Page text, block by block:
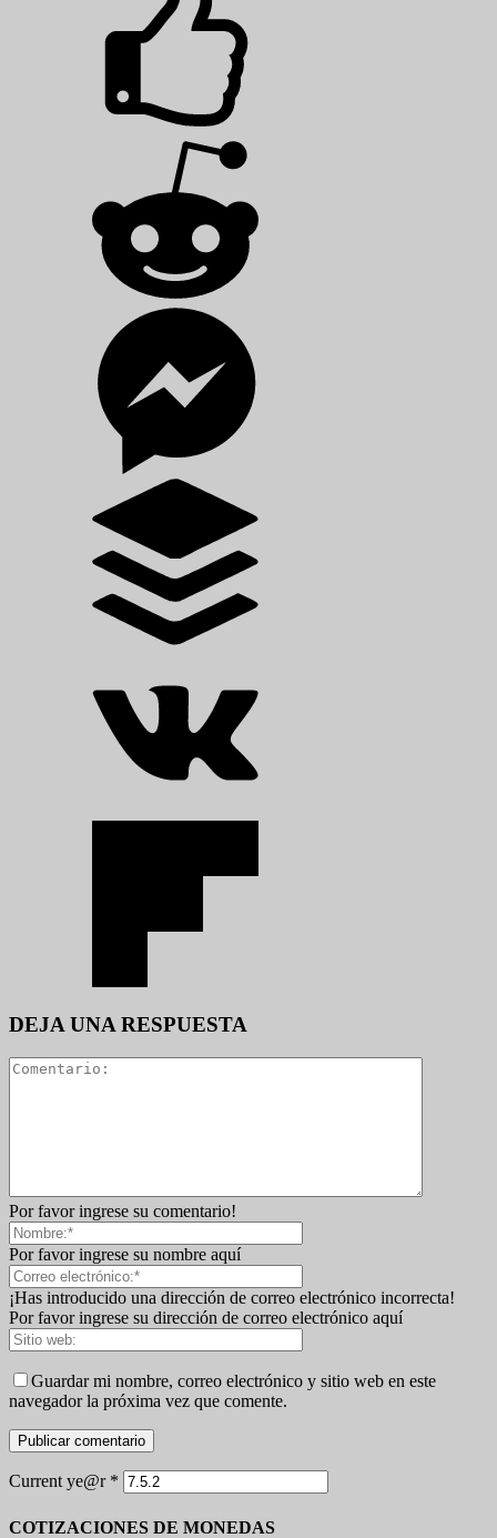
DEJA UNA RESPUESTA
Por favor ingrese su comentario!
Por favor ingrese su nombre aquí
¡Has introducido una dirección de correo electrónico incorrecta!
Por favor ingrese su dirección de correo electrónico aquí
Guardar mi nombre, correo electrónico y sitio web en este
navegador la próxima vez que comente.
Current ye@r *
COTIZACIONES DE MONEDAS